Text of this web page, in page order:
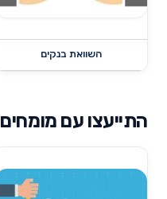
השוואת בנקים
התייעצו עם מומחים